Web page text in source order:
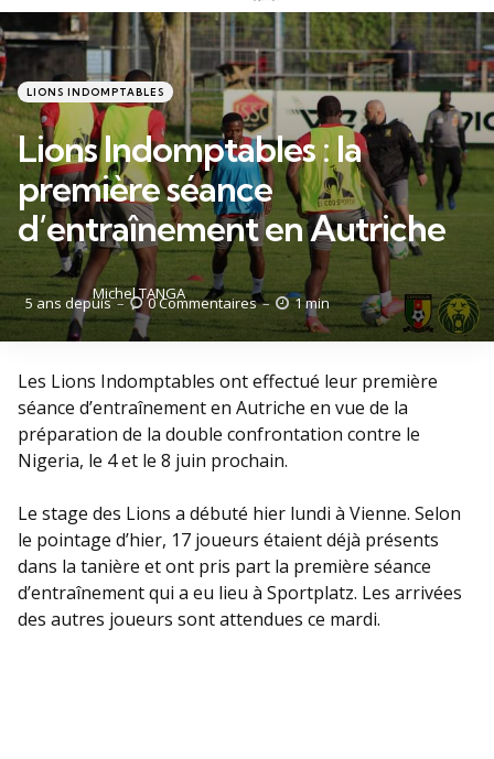
Catégories
Posté
dans
LIONS INDOMPTABLES
Lions Indomptables : la
première séance
d’entraînement en Autriche
Posté
par
Michel TANGA
5 ans depuis 0Commentaires 1 min
Les Lions Indomptables ont effectué leur première
séance d’entraînement en Autriche en vue de la
préparation de la double confrontation contre le
Nigeria, le 4 et le 8 juin prochain.
Le stage des Lions a débuté hier lundi à Vienne. Selon
le pointage d’hier, 17 joueurs étaient déjà présents
dans la tanière et ont pris part la première séance
d’entraînement qui a eu lieu à Sportplatz. Les arrivées
des autres joueurs sont attendues ce mardi.